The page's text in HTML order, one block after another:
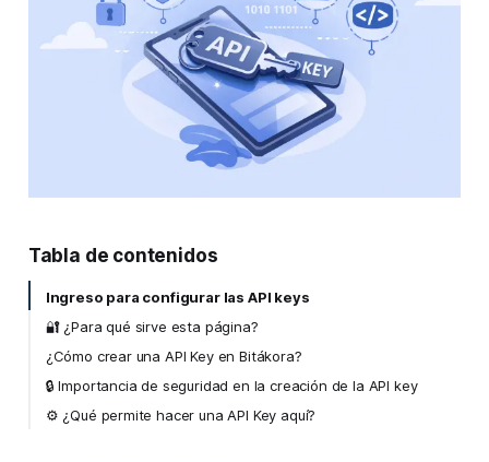
Ingreso para configurar las API keys
🔐 ¿Para qué sirve esta página?
¿Cómo crear una API Key en Bitákora?
🔒 Importancia de seguridad en la creación de la API key
⚙️ ¿Qué permite hacer una API Key aquí?